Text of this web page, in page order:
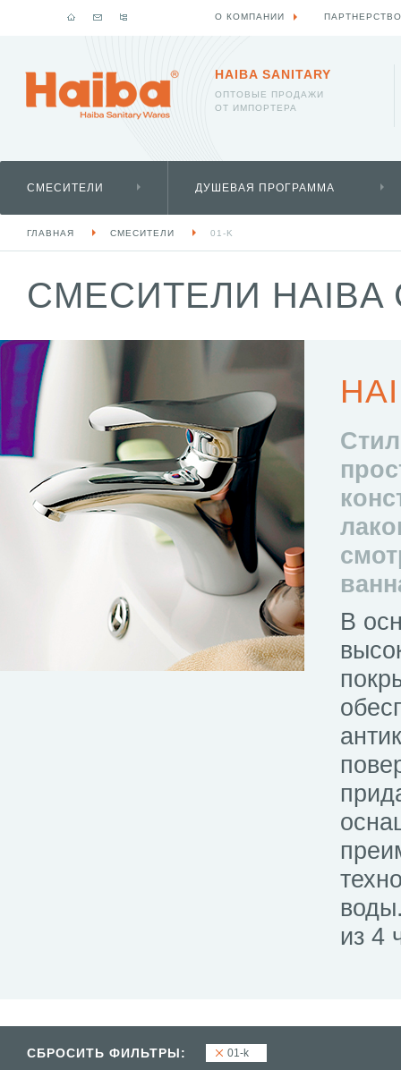
HAIBA SANITARY
ОПТОВЫЕ ПРОДАЖИ
ОТ ИМПОРТЕРА
СМЕСИТЕЛИ ДУШЕВАЯ ПРОГРАММА
ГЛАВНАЯ СМЕСИТЕЛИ 01-K
СМЕСИТЕЛИ HAIBA
В
из 4
СБРОСИТЬ ФИЛЬТРЫ: 01-k
О КОМПАНИИ ПАРТНЕРСТВО